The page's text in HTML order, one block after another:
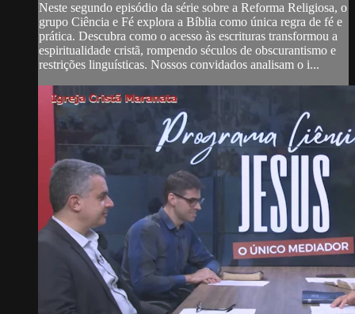
Neste segundo episódio da série sobre a Reforma Religiosa, o
grupo Ciência e Fé explora a Bíblia como única regra de fé e
prática. Descubra como o acesso às escrituras transformou a
espiritualidade cristã, rompendo séculos de obscurantismo e
restrições linguísticas. Nossos convidados analisam o i...